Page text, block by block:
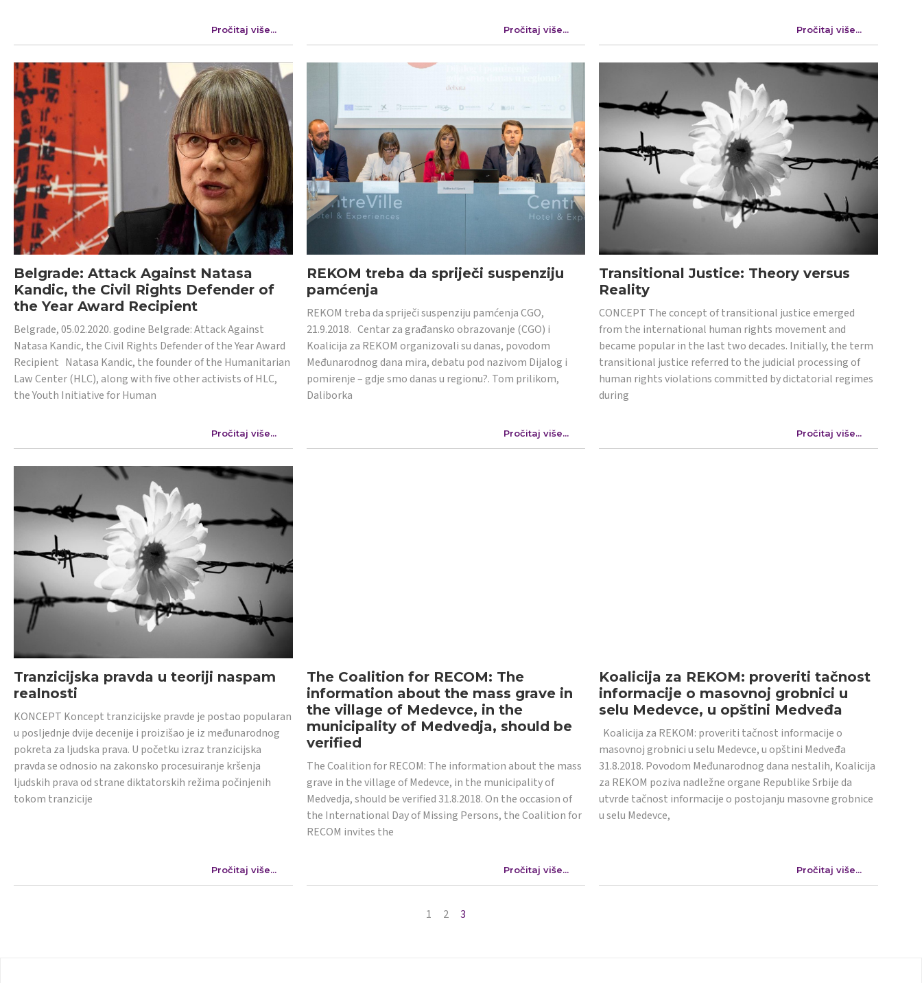
Pročitaj više... Pročitaj više... Pročitaj više...
Belgrade: Attack Against Natasa
Kandic, the Civil Rights Defender of
the Year Award Recipient
Belgrade, 05.02.2020. godine Belgrade: Attack Against
Natasa Kandic, the Civil Rights Defender of the Year Award
Recipient Natasa Kandic, the founder of the Humanitarian
Law Center (HLC), along with five other activists of HLC,
the Youth Initiative for Human
Pročitaj više...
REKOM treba da spriječi suspenziju
pamćenja
REKOM treba da spriječi suspenziju pamćenja CGO,
21.9.2018. Centar za građansko obrazovanje (CGO) i
Koalicija za REKOM organizovali su danas, povodom
Međunarodnog dana mira, debatu pod nazivom Dijalog i
pomirenje – gdje smo danas u regionu?. Tom prilikom,
Daliborka
Pročitaj više...
Transitional Justice: Theory versus
Reality
CONCEPT The concept of transitional justice emerged
from the international human rights movement and
became popular in the last two decades. Initially, the term
transitional justice referred to the judicial processing of
human rights violations committed by dictatorial regimes
during
Pročitaj više...
Tranzicijska pravda u teoriji naspam
realnosti
KONCEPT Koncept tranzicijske pravde je postao popularan
u posljednje dvije decenije i proizišao je iz međunarodnog
pokreta za ljudska prava. U početku izraz tranzicijska
pravda se odnosio na zakonsko procesuiranje kršenja
ljudskih prava od strane diktatorskih režima počinjenih
tokom tranzicije
Pročitaj više...
The Coalition for RECOM: The
information about the mass grave in
the village of Medevce, in the
municipality of Medvedja, should be
verified
The Coalition for RECOM: The information about the mass
grave in the village of Medevce, in the municipality of
Medvedja, should be verified 31.8.2018. On the occasion of
the International Day of Missing Persons, the Coalition for
RECOM invites the
Pročitaj više...
Koalicija za REKOM: proveriti tačnost
informacije o masovnoj grobnici u
selu Medevce, u opštini Medveđa
Koalicija za REKOM: proveriti tačnost informacije o
masovnoj grobnici u selu Medevce, u opštini Medveđa
31.8.2018. Povodom Međunarodnog dana nestalih, Koalicija
za REKOM poziva nadležne organe Republike Srbije da
utvrde tačnost informacije o postojanju masovne grobnice
u selu Medevce,
Pročitaj više...
1 2 3